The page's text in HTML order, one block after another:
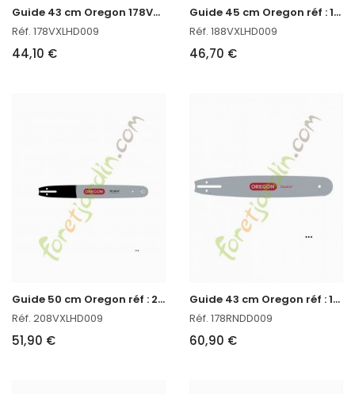
G
uide 43 cm Oregon 178VXLHD009
Réf. 178VXLHD009
44,10 €
G
uide 45 cm Oregon réf : 188VXLHD009 en stock
Réf. 188VXLHD009
46,70 €
G
uide 50 cm Oregon réf : 208VXLHD009 en stock
Réf. 208VXLHD009
51,90 €
G
uide 43 cm Oregon réf : 178RNDD009 en stock
Réf. 178RNDD009
60,90 €